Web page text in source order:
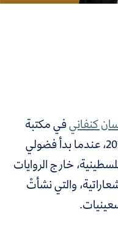
كنفانيفي مكتبة
كلية الآداب بجامعة الكويت عام 2012، عندما بدأ فضولي
خارج الروايات
والتي نشأتْ